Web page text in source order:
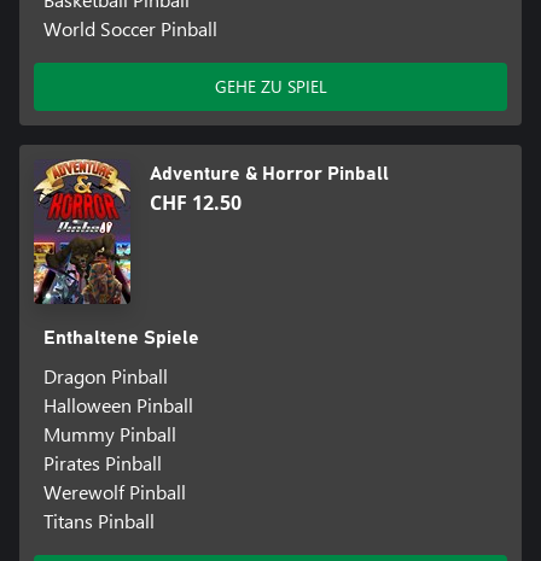
World Soccer Pinball
GEHE ZU SPIEL
Adventure & Horror Pinball
CHF 12.50
Enthaltene Spiele
Dragon Pinball
Halloween Pinball
Mummy Pinball
Pirates Pinball
Werewolf Pinball
Titans Pinball